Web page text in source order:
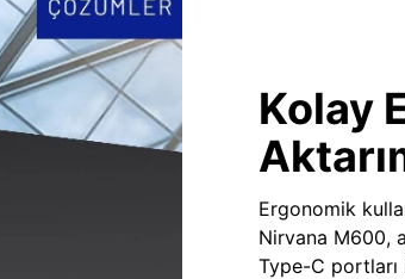
Kolay
Ergonomik
Nirvana M600,
Type-C portları